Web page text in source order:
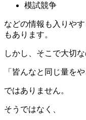
模試競争
などの情報も入りや
もあります。
しかし、そこで大切な
「皆んなと同じ量をや
ではありません。
そうではなく、